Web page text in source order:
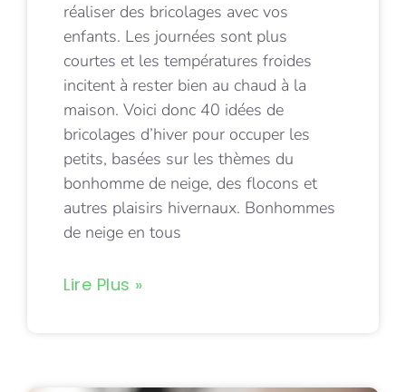
réaliser des bricolages avec vos
enfants. Les journées sont plus
courtes et les températures froides
incitent à rester bien au chaud à la
maison. Voici donc 40 idées de
bricolages d’hiver pour occuper les
petits, basées sur les thèmes du
bonhomme de neige, des flocons et
autres plaisirs hivernaux. Bonhommes
de neige en tous
Lire Plus »